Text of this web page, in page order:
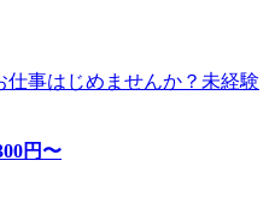
仕事はじめませんか？未経験
円〜